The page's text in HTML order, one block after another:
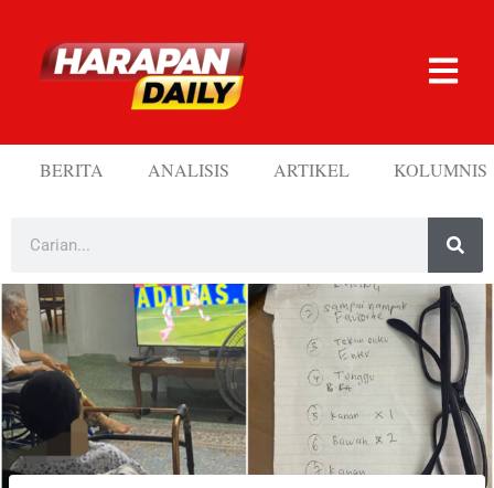
BERITA ANALISIS ARTIKEL KOLUMNIS